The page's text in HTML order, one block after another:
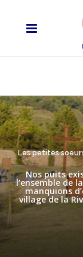
Les petites
Nos puits
l’ensemble de
manquions
village de la